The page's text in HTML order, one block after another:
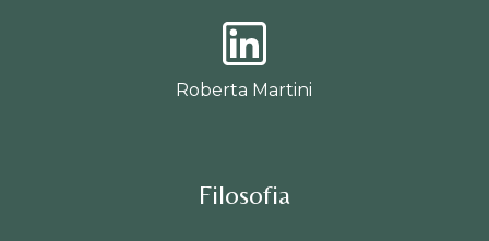
Roberta Martini
Filosofia